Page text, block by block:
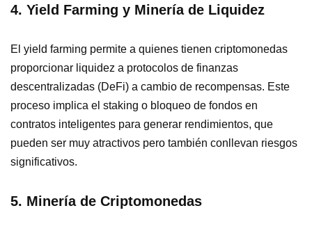
4. Yield Farming y Minería de Liquidez
El yield farming permite a quienes tienen criptomonedas
proporcionar liquidez a protocolos de finanzas
descentralizadas (DeFi) a cambio de recompensas. Este
proceso implica el staking o bloqueo de fondos en
contratos inteligentes para generar rendimientos, que
pueden ser muy atractivos pero también conllevan riesgos
significativos.
5. Minería de Criptomonedas